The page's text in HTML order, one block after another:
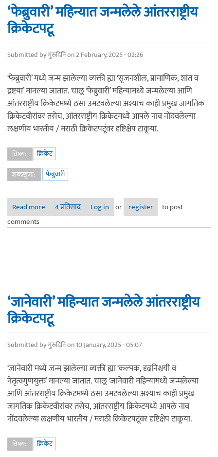
‘फेब्रुवारी’ महिन्यात जन्मलेले आंतरराष्ट्रीय
क्रिकेटपटू
Submitted byगुरुदिनिon 2 February, 2025 - 02:26
‘फेब्रुवारी’ मध्ये जन्म झालेल्या व्यक्ती ह्या ‘सृजनशील, प्रामाणिक, शांत व
द्रष्टया’ मानल्या जातात. चालू ‘फेब्रुवारी’ महिन्यामध्ये जन्मलेल्या आणि
आंतरराष्ट्रीय क्रिकेटमध्ये ठसा उमटवलेल्या अश्याच काही प्रमुख जागतिक
क्रिकेटवीरांवर तसेच, आंतरराष्ट्रीय क्रिकेटमध्ये आपले नाव नोंदवलेल्या
लक्षणीय भारतीय / मराठी क्रिकेटपटूंवर दृष्टिक्षेप टाकूया.
विषय:
क्रिकेट
शब्दखुणा:
फेब्रुवारी
Read more about ‘फेब्रुवारी’ महिन्यात जन्मलेले आंतरराष्ट्रीय क्रिकेटपटू
4 प्रतिसाद Log in or register
to post
comments
‘जानेवारी’ महिन्यात जन्मलेले आंतरराष्ट्रीय
क्रिकेटपटू
Submitted byगुरुदिनिon 10 January, 2025 - 05:07
‘जानेवारी मध्ये जन्म झालेल्या व्यक्ती ह्या ‘कल्पक, दृढनिश्चयी व
नेतृत्वगुणयुक्त’ मानल्या जातात. चालू ‘जानेवारी महिन्यामध्ये जन्मलेल्या
आणि आंतरराष्ट्रीय क्रिकेटमध्ये ठसा उमटवलेल्या अश्याच काही प्रमुख
जागतिक क्रिकेटवीरांवर तसेच, आंतरराष्ट्रीय क्रिकेटमध्ये आपले नाव
नोंदवलेल्या लक्षणीय भारतीय / मराठी क्रिकेटपटूंवर दृष्टिक्षेप टाकूया.
विषय:
क्रिकेट